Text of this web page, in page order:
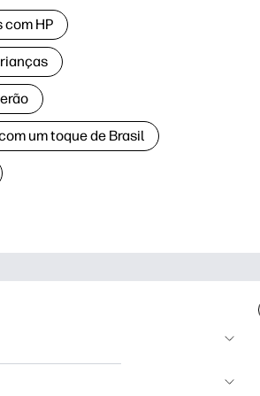
com HP
um toque de Brasil